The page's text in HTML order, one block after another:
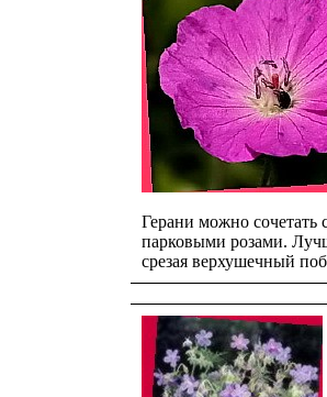
Герани можно
парковыми розами.
срезая верхушечный